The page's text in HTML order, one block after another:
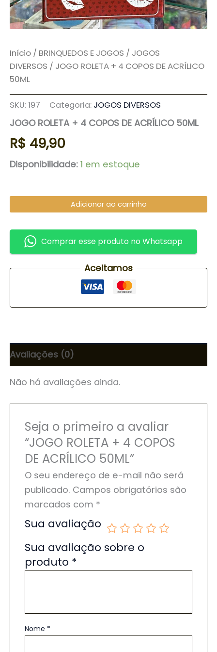
Início / BRINQUEDOS E JOGOS / JOGOS
DIVERSOS / JOGO ROLETA + 4 COPOS DE ACRÍLICO
50ML
SKU:197 Categoria: JOGOS DIVERSOS
JOGO ROLETA + 4 COPOS DE ACRÍLICO 50ML
R$ 49,90
Disponibilidade: 1 em estoque
Adicionar ao carrinho
Comprar esse produto no Whatsapp
Aceitamos
Avaliações (0)
Não há avaliações ainda.
Seja o primeiro a avaliar
“JOGO ROLETA + 4 COPOS
DE ACRÍLICO 50ML”
O seu endereço de e-mail não será
publicado. Campos obrigatórios são
marcados com *
Sua avaliação
Sua avaliação sobre o
produto *
Nome *